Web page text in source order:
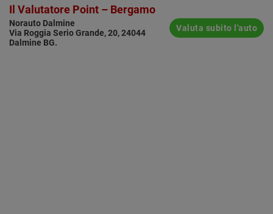
Il Valutatore Point – Bergamo
Norauto Dalmine
Via Roggia Serio Grande, 20, 24044
Dalmine BG.
Valuta subito l'auto